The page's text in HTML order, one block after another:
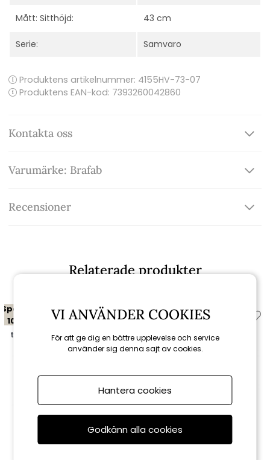
Mått: Sitthöjd: 43 cm
Serie: Samvaro
Produktens artikelnummer: 4155HV-73-07
Produktens EAN-kod: 7393260042860
Kontakta oss
Varumärke: Brafab
Recensioner
Relaterade produkter
Spara
10%
till 16/8
Spara
10%
till 16/8
VI ANVÄNDER COOKIES
För att ge dig en bättre upplevelse och service
använder sig denna sajt av cookies.
Hantera cookies
Godkänn alla cookies